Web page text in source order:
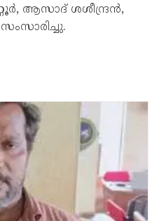
ആസാദ് ശശീന്ദ്രൻ,